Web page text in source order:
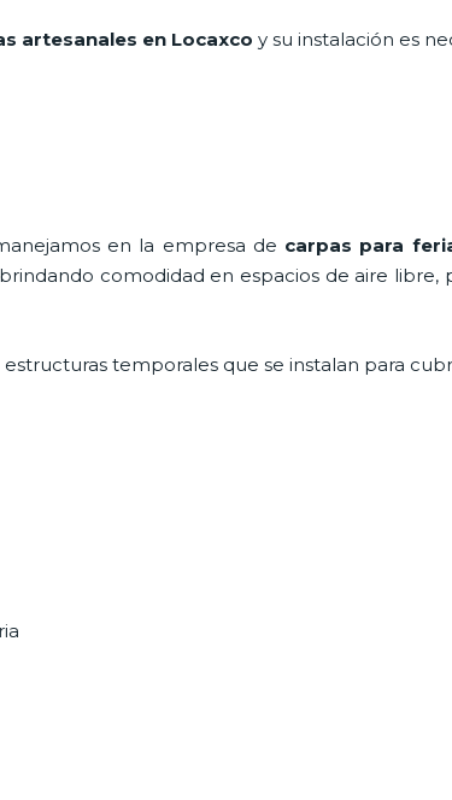
artesanales en Locaxco y su instalación es
en la empresa de carpas para
comodidad en espacios de aire
estructuras temporales que se instalan para